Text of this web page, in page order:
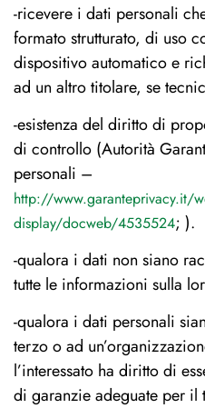
-ricevere i dati personali
formato strutturato, di uso
dispositivo automatico e
ad un altro titolare, se
-esistenza del diritto di
di controllo (Autorità
personali –
http://www.garanteprivacy.it/
display/docweb/4535524; ).
-qualora i dati non siano
tutte le informazioni sulla
-qualora i dati personali
terzo o ad
l’interessato ha diritto di
di garanzie adeguate per il